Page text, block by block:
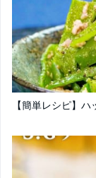
【簡単レシピ】